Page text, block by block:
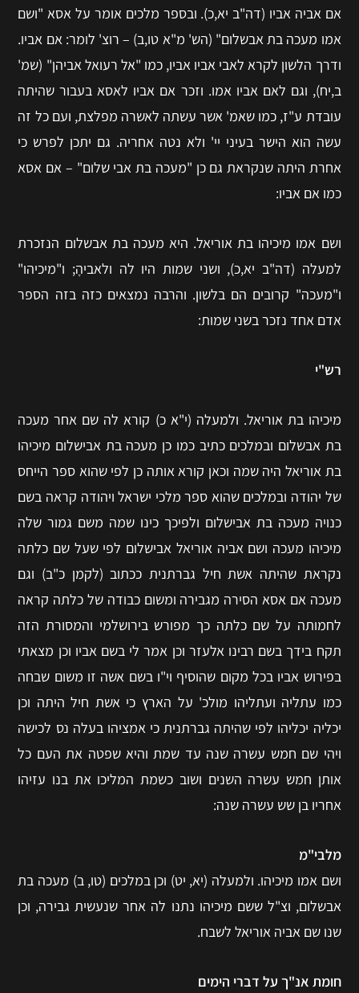
אם אביה אביו (דה"ב יא,כ). ובספר מלכים אומר על אסא "ושם
אמו מעכה בת אבשלום" (הש' מ"א טו,ב) – רוצ' לומר: אם אביו.
ודרך הלשון לקרא לאבי אביו אביו, כמו "אל רעואל אביהן" (שמ'
ב,יח), וגם לאם אביו אמו. וזכר אם אביו לאסא בעבור שהיתה
עובדת ע"ז, כמו שאמ' אשר עשתה לאשרה מפלצת, ועם כל זה
עשה הוא הישר בעיני יי' ולא נטה אחריה. גם יתכן לפרש כי
אחרת היתה שנקראת גם כן "מעכה בת אבי שלום" – אם אסא
כמו אם אביו:
ושם אמו מיכיהו בת אוריאל. היא מעכה בת אבשלום הנזכרת
למעלה (דה"ב יא,כ), ושני שמות היו לה ולאביהָ; ו"מיכיהו"
ו"מעכה" קרובים הם בלשון. והרבה נמצאים כזה בזה הספר
אדם אחד נזכר בשני שמות:
רש"י
מיכיהו בת אוריאל. ולמעלה (י"א כ) קורא לה שם אחר מעכה
בת אבשלום ובמלכים כתיב כמו כן מעכה בת אבישלום מיכיהו
בת אוריאל היה שמה וכאן קורא אותה כן לפי שהוא ספר הייחס
של יהודה ובמלכים שהוא ספר מלכי ישראל ויהודה קראה בשם
כנויה מעכה בת אבישלום ולפיכך כינו שמה משם גמור שלה
מיכיהו מעכה ושם אביה אוריאל אבישלום לפי שעל שם כלתה
נקראת שהיתה אשת חיל גברתנית ככתוב (לקמן כ"ב) וגם
מעכה אם אסא הסירה מגבירה ומשום כבודה של כלתה קראה
לחמותה על שם כלתה כך מפורש בירושלמי והמסורת הזה
תקח בידך בשם רבינו אלעזר וכן אמר לי בשם אביו וכן מצאתי
בפירוש אביו בכל מקום שהוסיף וי"ו בשם אשה זו משום שבחה
כמו עתליה ועתליהו מולכ' על הארץ כי אשת חיל היתה וכן
יכליה יכליהו לפי שהיתה גברתנית כי אמציהו בעלה נס לכישה
ויהי שם חמש עשרה שנה עד שמת והיא שפטה את העם כל
אותן חמש עשרה השנים ושוב כשמת המליכו את בנו עזיהו
אחריו בן שש עשרה שנה:
מלבי"מ
ושם אמו מיכיהו. ולמעלה (יא, יט) וכן במלכים (טו, ב) מעכה בת
אבשלום, וצ"ל ששם מיכיהו נתנו לה אחר שנעשית גבירה, וכן
שנו שם אביה אוריאל לשבח.
חומת אנ"ך על דברי הימים